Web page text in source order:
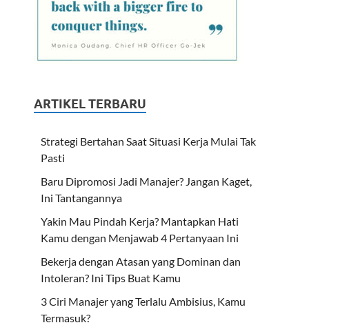
ARTIKEL TERBARU
Strategi Bertahan Saat Situasi Kerja Mulai Tak
Pasti
Baru Dipromosi Jadi Manajer? Jangan Kaget,
Ini Tantangannya
Yakin Mau Pindah Kerja? Mantapkan Hati
Kamu dengan Menjawab 4 Pertanyaan Ini
Bekerja dengan Atasan yang Dominan dan
Intoleran? Ini Tips Buat Kamu
3 Ciri Manajer yang Terlalu Ambisius, Kamu
Termasuk?